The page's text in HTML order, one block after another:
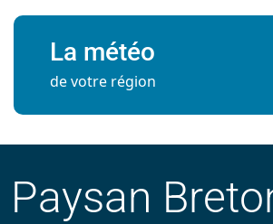
La météo
de votre région
Paysan